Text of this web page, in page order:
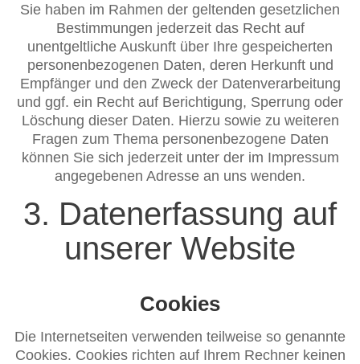
Sie haben im Rahmen der geltenden gesetzlichen
Bestimmungen jederzeit das Recht auf
unentgeltliche Auskunft über Ihre gespeicherten
personenbezogenen Daten, deren Herkunft und
Empfänger und den Zweck der Datenverarbeitung
und ggf. ein Recht auf Berichtigung, Sperrung oder
Löschung dieser Daten. Hierzu sowie zu weiteren
Fragen zum Thema personenbezogene Daten
können Sie sich jederzeit unter der im Impressum
angegebenen Adresse an uns wenden.
3. Datenerfassung auf
unserer Website
Cookies
Die Internetseiten verwenden teilweise so genannte
Cookies. Cookies richten auf Ihrem Rechner keinen